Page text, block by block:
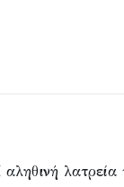
αληθινή λατρεία